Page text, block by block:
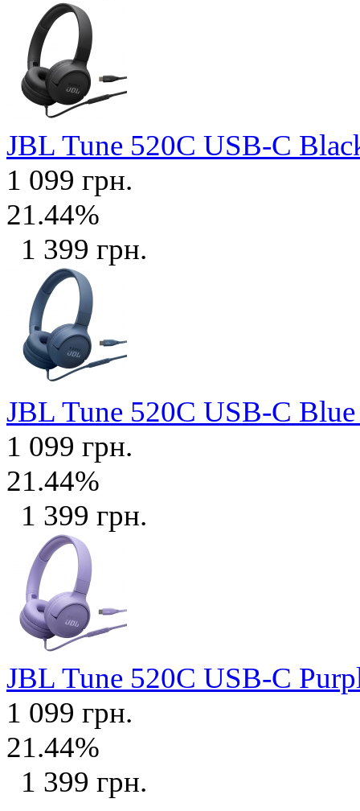
JBL Tune 520C USB-C
1 099 грн.
21.44%
1 399 грн.
JBL Tune 520C USB-C
1 099 грн.
21.44%
1 399 грн.
JBL Tune 520C USB-C
1 099 грн.
21.44%
1 399 грн.